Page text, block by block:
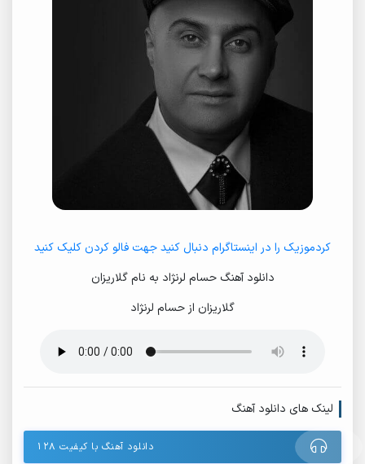
کردموزیک را در اینستاگرام دنبال کنید جهت فالو کردن کلیک کنید
دانلود آهنگ حسام لرنژاد به نام گلاریزان
گلاریزان از حسام لرنژاد
لینک های دانلود آهنگ
دانلود آهنگ با کیفیت ۱۲۸